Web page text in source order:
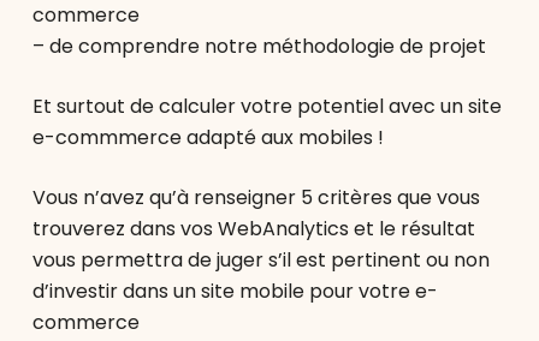
commerce
– de comprendre notre méthodologie de projet
Et surtout de calculer votre potentiel avec un site
e-commmerce adapté aux mobiles !
Vous n’avez qu’à renseigner 5 critères que vous
trouverez dans vos WebAnalytics et le résultat
vous permettra de juger s’il est pertinent ou non
d’investir dans un site mobile pour votre e-
commerce